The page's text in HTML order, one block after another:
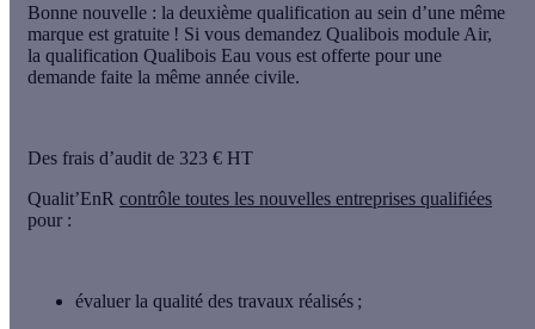
Bonne nouvelle : la deuxième qualification au sein d’une même
marque est gratuite ! Si vous demandez Qualibois module Air,
la qualification Qualibois Eau vous est offerte pour une
demande faite la même année civile.
Des frais d’audit de 323 € HT
Qualit’EnR contrôle toutes les nouvelles entreprises qualifiées
pour :
évaluer la qualité des travaux réalisés ;